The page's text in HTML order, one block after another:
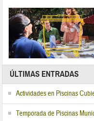
ÚLTIMAS ENTRADAS
Actividades en Piscinas
Temporada de Piscinas